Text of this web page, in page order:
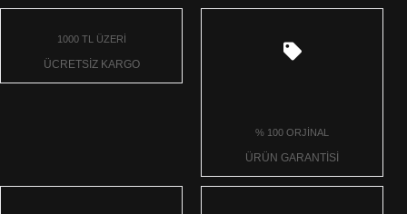
1000 TL ÜZERİ
ÜCRETSİZ KARGO
% 100 ORJİNAL
ÜRÜN GARANTİSİ